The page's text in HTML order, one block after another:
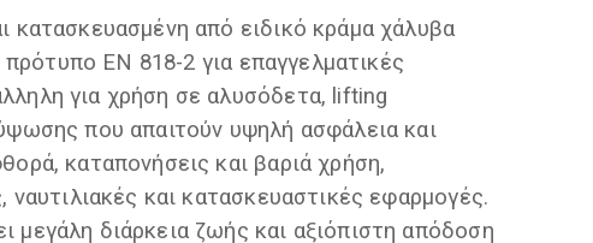
κατασκευασμένη από ειδικό κράμα χάλυβα
EN 818-2 για επαγγελματικές
για χρήση σε αλυσόδετα, lifting
που απαιτούν υψηλή ασφάλεια και
καταπονήσεις και βαριά χρήση,
ναυτιλιακές και κατασκευαστικές εφαρμογές.
μεγάλη διάρκεια ζωής και αξιόπιστη απόδοση